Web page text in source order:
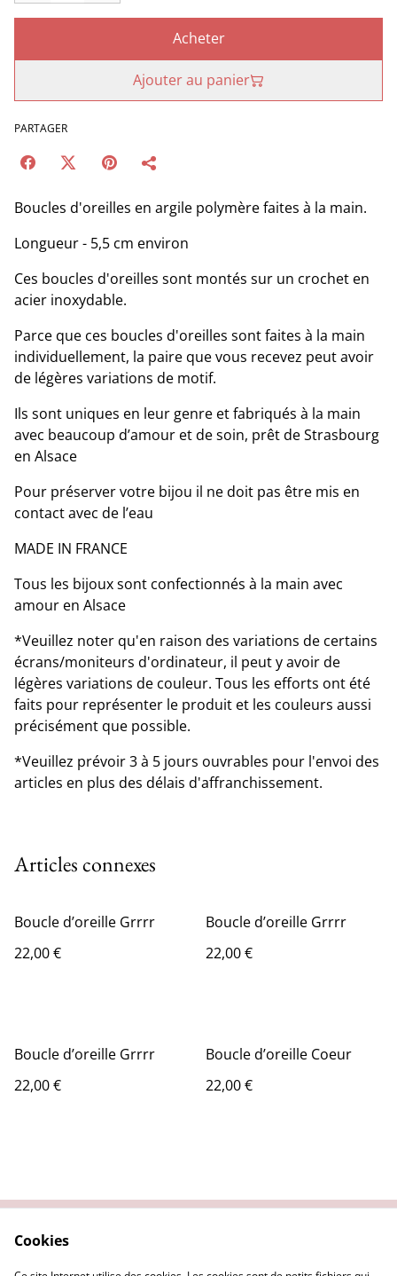
Acheter
Ajouter au panier
PARTAGER
Boucles d'oreilles en argile polymère faites à la main.
Longueur - 5,5 cm environ
Ces boucles d'oreilles sont montés sur un crochet en
acier inoxydable.
Parce que ces boucles d'oreilles sont faites à la main
individuellement, la paire que vous recevez peut avoir
de légères variations de motif.
Ils sont uniques en leur genre et fabriqués à la main
avec beaucoup d’amour et de soin, prêt de Strasbourg
en Alsace
Pour préserver votre bijou il ne doit pas être mis en
contact avec de l’eau
MADE IN FRANCE
Tous les bijoux sont confectionnés à la main avec
amour en Alsace
*Veuillez noter qu'en raison des variations de certains
écrans/moniteurs d'ordinateur, il peut y avoir de
légères variations de couleur. Tous les efforts ont été
faits pour représenter le produit et les couleurs aussi
précisément que possible.
*Veuillez prévoir 3 à 5 jours ouvrables pour l'envoi des
articles en plus des délais d'affranchissement.
Articles connexes
Boucle d’oreille Grrrr
22,00 €
Boucle d’oreille Grrrr
22,00 €
Boucle d’oreille Grrrr
22,00 €
Boucle d’oreille Coeur
22,00 €
Politique de
Politique de cookies
Cookies